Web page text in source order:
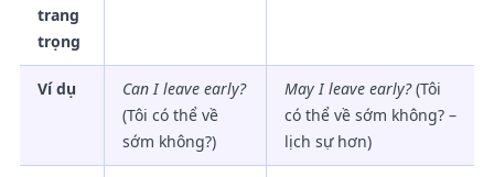
trang
trọng
Ví dụ
Can I leave early?
(Tôi có thể về
sớm không?)
May I leave early?(Tôi
có thể về sớm không? –
lịch sự hơn)